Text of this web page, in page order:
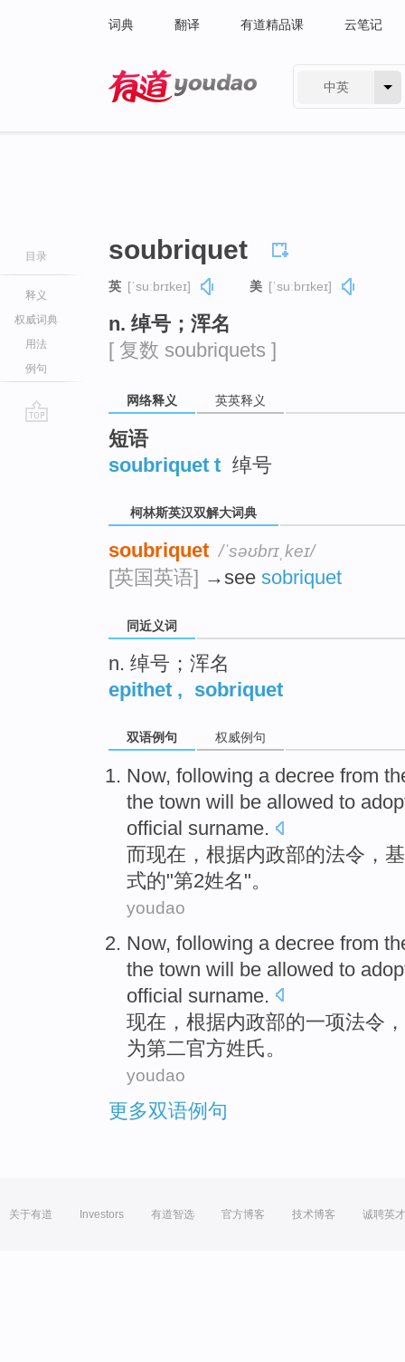
词典 翻译 有道精品课 云笔记
中英
目录
释义
权威词典
用法
例句
soubriquet
英 [ˈsuːbrɪkeɪ] 美 [ˈsuːbrɪkeɪ]
n. 绰号；浑名
[ 复数 soubriquets ]
网络释义 英英释义
短语
soubriquet t 绰号
柯林斯英汉双解大词典
soubriquet /ˈsəʊbrɪˌkeɪ/
[英国英语] →see sobriquet
同近义词
n. 绰号；浑名
epithet , sobriquet
双语例句 权威例句
Now, following a decree from
the town will be allowed to
official surname.
而现在 ，根据内政部的法令 ，
式的"第2姓名"。
youdao
Now, following a decree from
the town will be allowed to
official surname.
现在 ，根据内政部的一项法令 ，
为第二官方姓氏。
youdao
更多双语例句
关于有道 Investors 有道智选 官方博客 技术博客 诚聘英才